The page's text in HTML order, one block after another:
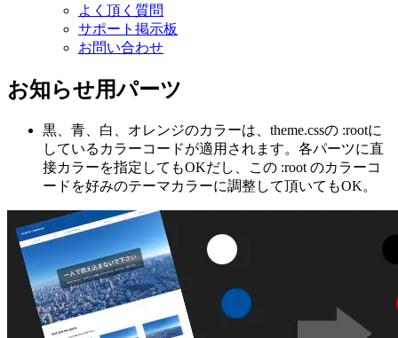
よく頂く質問
サポート掲示板
お問い合わせ
お知らせ用パーツ
黒、青、白、オレンジのカラーは、theme.cssの :rootに
しているカラーコードが適用されます。各パーツに直
接カラーを指定してもOKだし、この :root のカラーコ
ードを好みのテーマカラーに調整して頂いてもOK。